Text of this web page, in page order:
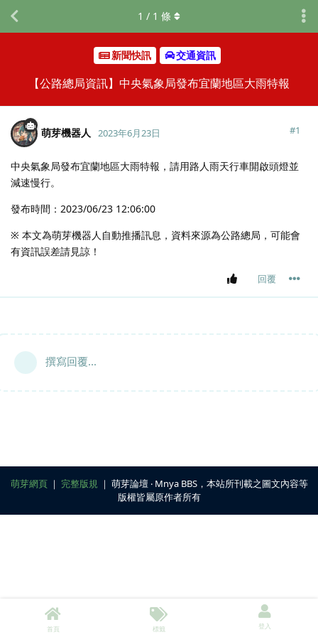
新聞快訊 交通資訊
【公路總局資訊】中央氣象局發布宜蘭地區大雨特報
1 / 1 條
萌芽機器人 2023年6月23日 #1
中央氣象局發布宜蘭地區大雨特報，請用路人雨天行車開啟頭燈並
減速慢行。
發布時間：2023/06/23 12:06:00
※ 本文為萌芽機器人自動推播訊息，資料來源為公路總局，可能會
有資訊誤差請見諒！
回覆
撰寫回覆...
萌芽網頁｜ 完整版規 ｜ 萌芽論壇 ‧ Mnya BBS，本站所刊載之圖文內容等
版權皆屬原作者所有
首頁 標籤 登入